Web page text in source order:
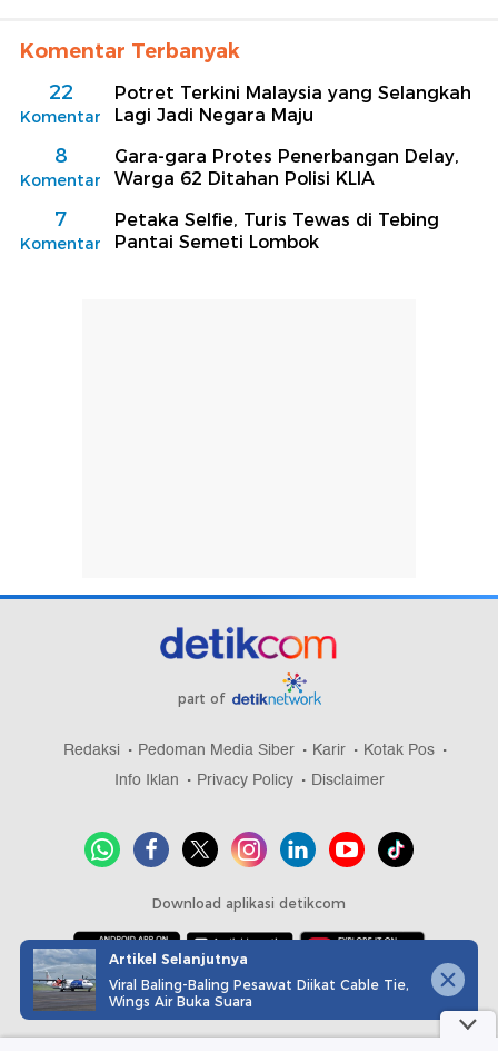
Komentar Terbanyak
22
Komentar
Potret Terkini Malaysia yang Selangkah
Lagi Jadi Negara Maju
8
Komentar
Gara-gara Protes Penerbangan Delay,
Warga 62 Ditahan Polisi KLIA
7
Komentar
Petaka Selfie, Turis Tewas di Tebing
Pantai Semeti Lombok
part of
Redaksi Pedoman Media Siber Karir
Kotak Pos
Info Iklan
Privacy Policy Disclaimer
Download aplikasi detikcom
Copyright @ 2026 detikcom, All right reserved
Artikel Selanjutnya
Viral Baling-Baling Pesawat Diikat Cable Tie,
Wings Air Buka Suara